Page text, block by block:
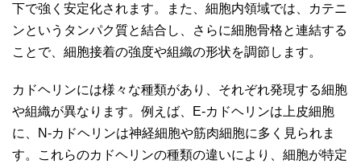
下で強く安定化されます。また、細胞内領域では、カテニ
ンというタンパク質と結合し、さらに細胞骨格と連結する
ことで、細胞接着の強度や組織の形状を調節します。
カドヘリンには様々な種類があり、それぞれ発現する細胞
や組織が異なります。例えば、E-カドヘリンは上皮細胞
に、N-カドヘリンは神経細胞や筋肉細胞に多く見られま
す。これらのカドヘリンの種類の違いにより、細胞が特定